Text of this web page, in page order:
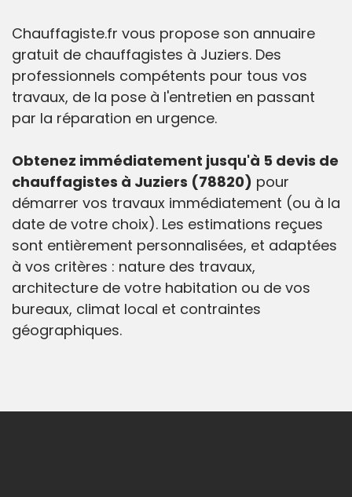
Chauffagiste.fr vous propose son annuaire
gratuit de chauffagistes à Juziers. Des
professionnels compétents pour tous vos
travaux, de la pose à l'entretien en passant
par la réparation en urgence.
Obtenez immédiatement jusqu'à 5 devis de
chauffagistes à Juziers (78820) pour
démarrer vos travaux immédiatement (ou à la
date de votre choix). Les estimations reçues
sont entièrement personnalisées, et adaptées
à vos critères : nature des travaux,
architecture de votre habitation ou de vos
bureaux, climat local et contraintes
géographiques.